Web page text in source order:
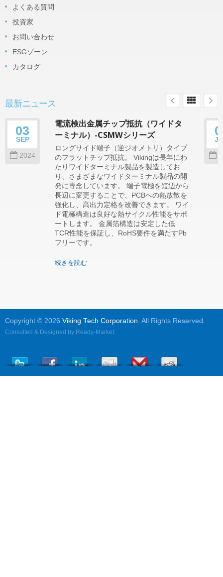
よくある質問
投資家
お問い合わせ
ESGゾーン
カタログ
最新ニュース
03
SEP
2024
電流検出金属チップ抵抗（ワイドタ
ーミナル）-CSMWシリーズ
ロングサイド端子（逆ジオメトリ）タイプ
のフラットチップ抵抗。 Vikingは長年にわ
たりワイドターミナル製品を製造してお
り、さまざまなワイドターミナル製品の開
発に専念しています。 端子電極を短辺から
長辺に変更することで、PCBへの熱放散を
強化し、高出力定格を改善できます。 ワイ
ド電極構造は良好な熱サイクル性能をサポ
ートします。 金属箔構造は安定した低
TCR性能を保証し、RoHS要件を満たすPb
フリーです。
続きを読む
Copyright © 2026 Viking Tech Corporation . All Rights Reserved.
Consulted & Designed by Ready-Market